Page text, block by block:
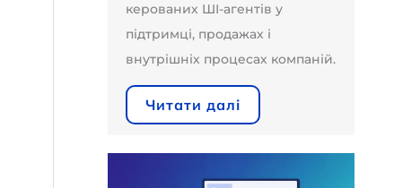
керованих ШІ-агентів у
підтримці, продажах і
внутрішніх процесах компаній.
Читати далі